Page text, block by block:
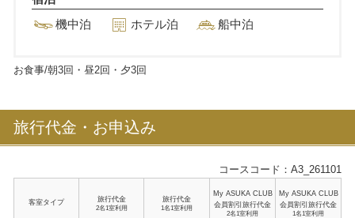
機中泊
ホテル泊 船中泊
お食事/朝3回・昼2回・夕3回
旅行代金・お申込み
コースコード：A3_261101
客室タイプ 旅行代金
2名1室利用
旅行代金
1名1室利用
My ASUKA CLUB
会員割引旅行代金
2名1室利用
My ASUKA CLUB
会員割引旅行代金
1名1室利用